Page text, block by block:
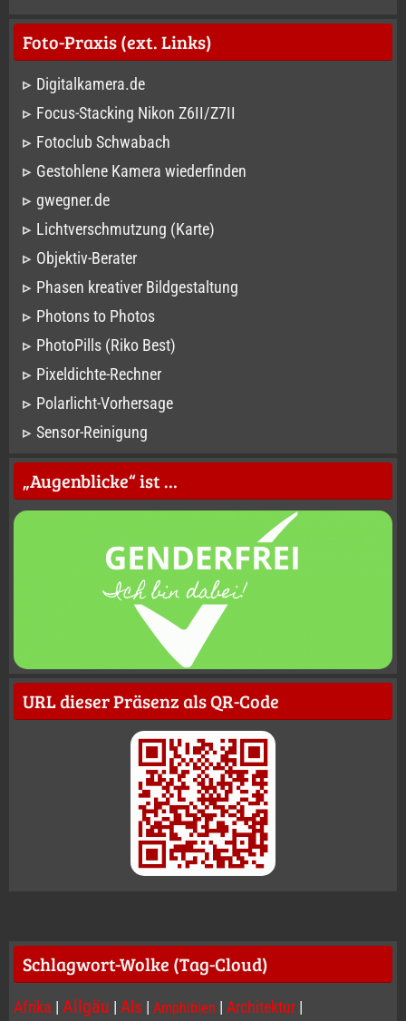
Foto-Praxis (ext. Links)
Digitalkamera.de
Focus-Stacking Nikon Z6II/Z7II
Fotoclub Schwabach
Gestohlene Kamera wiederfinden
gwegner.de
Lichtverschmutzung (Karte)
Objektiv-Berater
Phasen kreativer Bildgestaltung
Photons to Photos
PhotoPills (Riko Best)
Pixeldichte-Rechner
Polarlicht-Vorhersage
Sensor-Reinigung
„Augenblicke“ ist …
URL dieser Präsenz als QR-Code
Schlagwort-Wolke (Tag-Cloud)
Afrika | Allgäu | Als | Amphibien | Architektur |